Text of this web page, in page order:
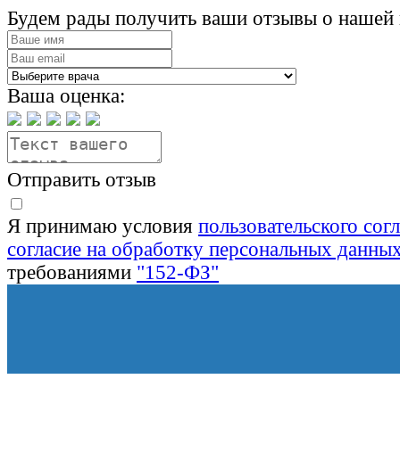
Будем рады получить ваши отзывы о нашей
Ваша оценка:
Отправить отзыв
Я принимаю условия пользовательского
согласие на обработку персональных
требованиями "152-ФЗ"